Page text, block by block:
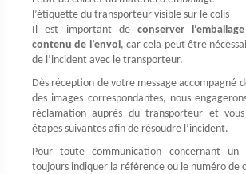
l’étiquette du transporteur visible sur le colis
Il est important de conserver
contenu de l’envoi, car cela peut être
de l’incident avec le transporteur.
Dès réception de votre message accompagné
des images correspondantes, nous
réclamation auprès du transporteur et
étapes suivantes afin de résoudre l’incident.
Pour toute communication concernant un
toujours indiquer la référence ou le numéro de